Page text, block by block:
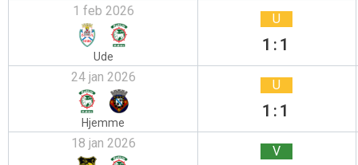
1 feb 2026
Ude
U
1:1
24 jan 2026
Hjemme
U
1:1
18 jan 2026 V